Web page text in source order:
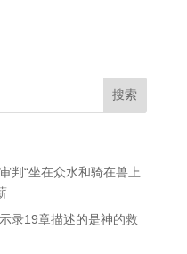
判“坐在众水和骑在兽上
录19章描述的是神的救